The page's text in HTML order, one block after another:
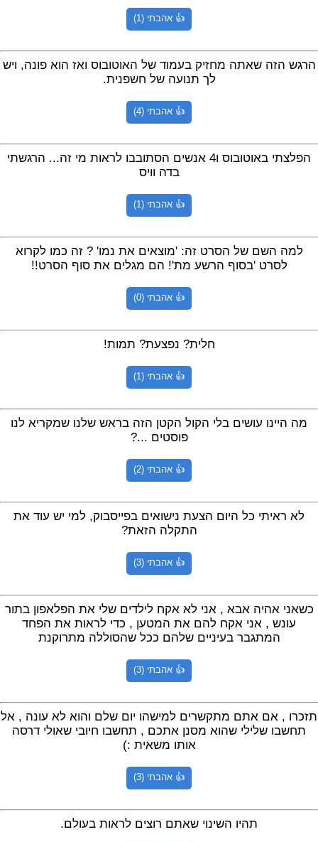
👍 אהבתי (1)
הרגש הזה שאתה מחזיק בעמוד של האוטובוס ואז הוא פונה, ויש
לך תנועה של חשפנית.
👍 אהבתי (4)
הפלצתי באוטובוס ו4 אנשים הסתובבו לראות מי זה... הרגשתי
בדה וויס
👍 אהבתי (1)
למה השם של הסרט זה: 'מוצאים את נמו' ? זה כמו לקרוא
לסרט 'בסוף הרשע מת'! הם מגלים את סוף הסרט!!
👍 אהבתי (0)
חלית? נפצעת? תמות!
👍 אהבתי (1)
מה היינו עושים בלי הקול הקטן הזה בראש שלנו שמקריא לנו
פוסטים ...?
👍 אהבתי (2)
לא ראיתי כל היום הצעת נישואים בפייסבוק, למי יש עוד את
התקלה הזאת?
👍 אהבתי (3)
כשאני אהיה אבא , אני לא אקח לילדים שלי את הפלאפון בתור
עונש , אני אקח להם את המטען , כדי לראות את הפחד
המתגבר בעיניים שלהם ככל שהסוללה מתרוקנת
👍 אהבתי (3)
תזכרו , אם אתם מתקשרים למישהו יום שלם והוא לא עונה , אל
תחשבו שלילי שהוא מסנן אתכם , תחשבו חיובי שאולי דרסה
אותו משאית :)
👍 אהבתי (3)
תהיו השינוי שאתם רוצים לראות בעולם.